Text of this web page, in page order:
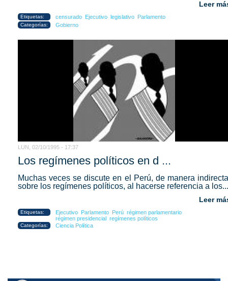
Leer
Etiquetas: censurado Ejecutivo legislativo Parlamento
Categorías: Gobierno
LUN, 02/10/1995 - 17:37
Los regímenes políticos en d ...
Muchas veces se discute en el Perú, de manera
sobre los regímenes políticos, al hacerse referencia a los...
Leer
Etiquetas: Ejecutivo Parlamento Perú régimen parlamentario
régimen presidencial regímenes políticos
Categorías: Ciencia Política